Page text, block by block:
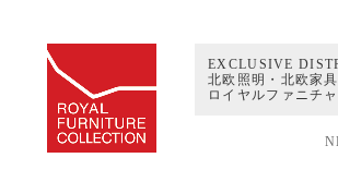
EXCLUSIVE
北欧照明・北欧家
ロイヤルファニチ